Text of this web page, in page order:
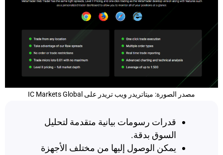
مصدر الصورة: ميتاتريدر ويب تريدر على IC Markets Global
قدرات رسومات بيانية متقدمة لتحليل
السوق بدقة.
يمكن الوصول إليها من مختلف الأجهزة